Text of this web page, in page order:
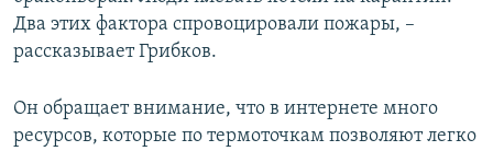
Два этих фактора спровоцировали пожары, –
рассказывает Грибков.
Он обращает внимание, что в интернете много
ресурсов, которые по термоточкам позволяют легко